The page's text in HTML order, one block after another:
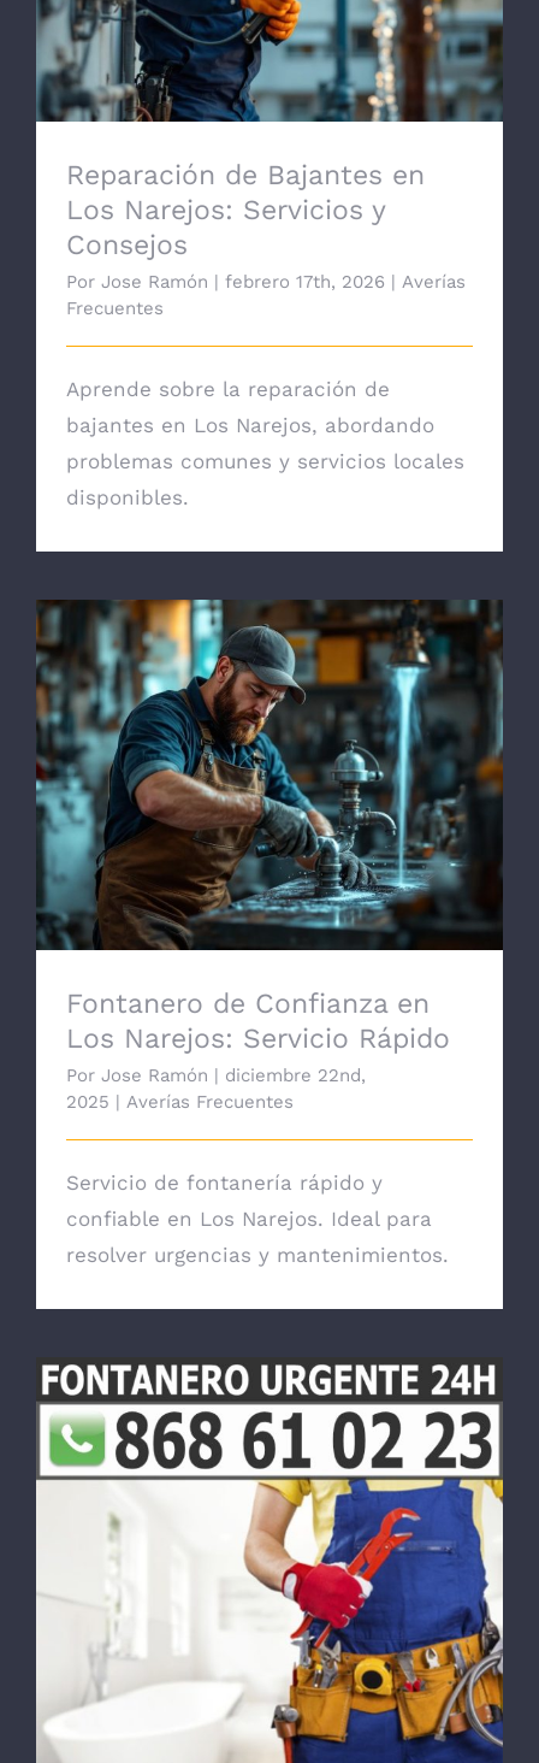
Reparación de Bajantes en
Los Narejos: Servicios y
Consejos
Por Jose Ramón | febrero 17th, 2026 | Averías
Frecuentes
Aprende sobre la reparación de
bajantes en Los Narejos, abordando
problemas comunes y servicios locales
disponibles.
Fontanero de Confianza en Los Narejos:
Servicio Rápido
Fontanero de Confianza en
Los Narejos: Servicio Rápido
Por Jose Ramón | diciembre 22nd,
2025 | Averías Frecuentes
Servicio de fontanería rápido y
confiable en Los Narejos. Ideal para
resolver urgencias y mantenimientos.
Fontanero en Los Narejos